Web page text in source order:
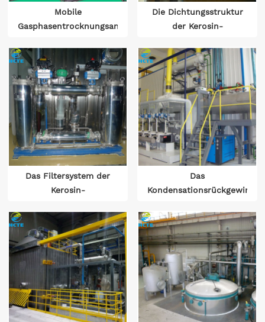
Mobile
Gasphasentrocknungsanlage
Die Dichtungsstruktur
der Kerosin-
Das Filtersystem der
Kerosin-
Das
Gasphasentrocknungsanlage